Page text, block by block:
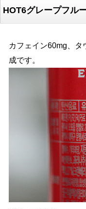
HOT6グレープフル
カフェイン60mg、
成です。